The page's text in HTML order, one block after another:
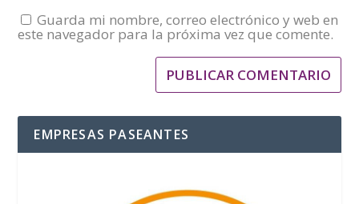
Guarda mi nombre, correo electrónico y web en
este navegador para la próxima vez que comente.
EMPRESAS PASEANTES